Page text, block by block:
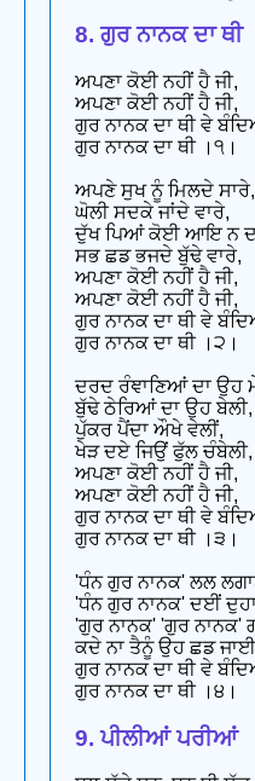
8. ਗੁਰ ਨਾਨਕ ਦਾ ਥੀ
ਅਪਣਾ ਕੋਈ ਨਹੀਂ ਹੈ ਜੀ,
ਅਪਣਾ ਕੋਈ ਨਹੀਂ ਹੈ ਜੀ,
ਗੁਰ ਨਾਨਕ ਦਾ ਥੀ ਵੇ
ਗੁਰ ਨਾਨਕ ਦਾ ਥੀ ।੧।
ਅਪਣੇ ਸੁਖ ਨੂੰ ਮਿਲਦੇ ਸਾਰੇ,
ਘੋਲੀ ਸਦਕੇ ਜਾਂਦੇ ਵਾਰੇ,
ਦੁੱਖ ਪਿਆਂ ਕੋਈ ਆਇ ਨ
ਸਭ ਛਡ ਭਜਦੇ ਬੁੱਢੇ ਵਾਰੇ,
ਅਪਣਾ ਕੋਈ ਨਹੀਂ ਹੈ ਜੀ,
ਅਪਣਾ ਕੋਈ ਨਹੀਂ ਹੈ ਜੀ,
ਗੁਰ ਨਾਨਕ ਦਾ ਥੀ ਵੇ
ਗੁਰ ਨਾਨਕ ਦਾ ਥੀ ।੨।
ਦਰਦ ਰੰਞਾਣਿਆਂ ਦਾ ਉਹ
ਬੁੱਢੇ ਠੇਰਿਆਂ ਦਾ ਉਹ ਬੇਲੀ,
ਪੁੱਕਰ ਪੈਂਦਾ ਔਖੇ ਵੇਲੀਂ,
ਖੇੜ ਦਏ ਜਿਉਂ ਫੁੱਲ ਚੰਬੇਲੀ,
ਅਪਣਾ ਕੋਈ ਨਹੀਂ ਹੈ ਜੀ,
ਅਪਣਾ ਕੋਈ ਨਹੀਂ ਹੈ ਜੀ,
ਗੁਰ ਨਾਨਕ ਦਾ ਥੀ ਵੇ
ਗੁਰ ਨਾਨਕ ਦਾ ਥੀ ।੩।
'ਧੰਨ ਗੁਰ ਨਾਨਕ' ਲਲ
'ਧੰਨ ਗੁਰ ਨਾਨਕ' ਦਈਂ
'ਗੁਰ ਨਾਨਕ' 'ਗੁਰ ਨਾਨਕ'
ਕਦੇ ਨਾ ਤੈਨੂੰ ਉਹ ਛਡ
ਗੁਰ ਨਾਨਕ ਦਾ ਥੀ ਵੇ
ਗੁਰ ਨਾਨਕ ਦਾ ਥੀ ।੪।
9. ਪੀਲੀਆਂ ਪਰੀਆਂ